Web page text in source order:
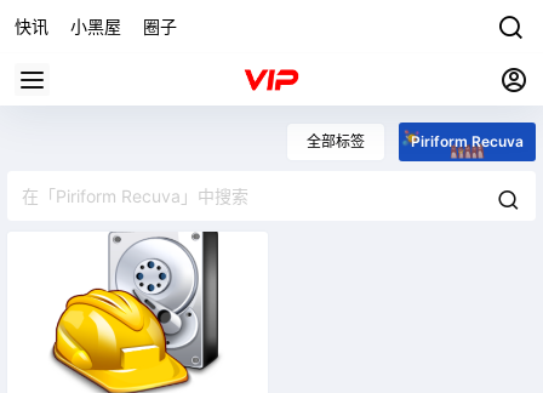
快讯 小黑屋 圈子
全部标签 Piriform Recuva